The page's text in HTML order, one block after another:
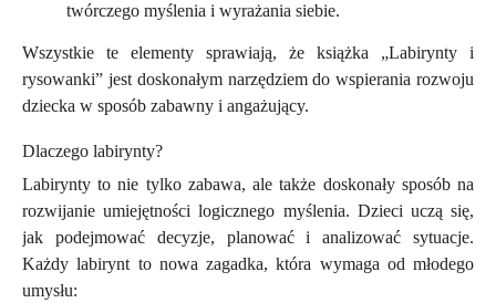
twórczego myślenia i wyrażania siebie.
Wszystkie te elementy sprawiają, że książka „Labirynty i
rysowanki” jest doskonałym narzędziem do wspierania rozwoju
dziecka w sposób zabawny i angażujący.
Dlaczego labirynty?
Labirynty to nie tylko zabawa, ale także doskonały sposób na
rozwijanie umiejętności logicznego myślenia. Dzieci uczą się,
jak podejmować decyzje, planować i analizować sytuacje.
Każdy labirynt to nowa zagadka, która wymaga od młodego
umysłu: